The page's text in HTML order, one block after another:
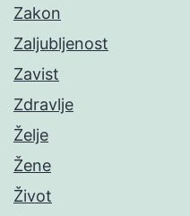
Zakon
Zaljubljenost
Zavist
Zdravlje
Želje
Žene
Život